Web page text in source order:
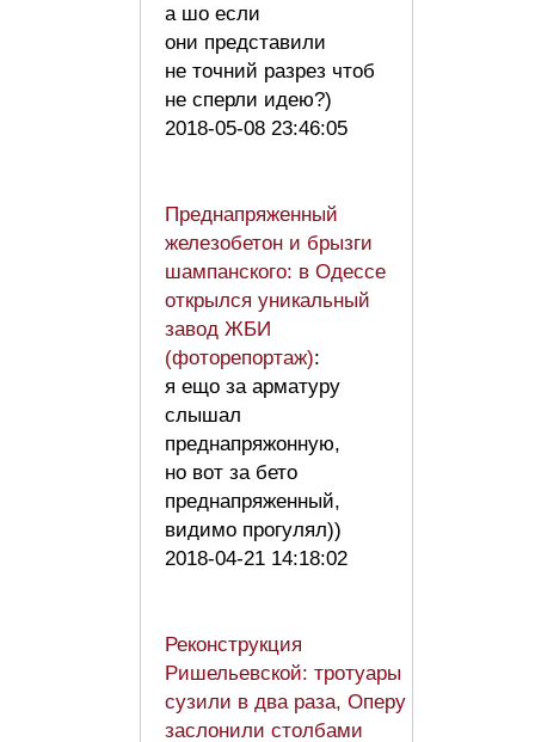
а шо если
они представили
не точний разрез чтоб
не сперли идею?)
2018-05-08 23:46:05
Преднапряженный
железобетон и брызги
шампанского: в Одессе
открылся уникальный
завод ЖБИ
(фоторепортаж):
я ещо за арматуру
слышал
преднапряжонную,
но вот за бето
преднапряженный,
видимо прогулял))
2018-04-21 14:18:02
Реконструкция
Ришельевской: тротуары
сузили в два раза, Оперу
заслонили столбами